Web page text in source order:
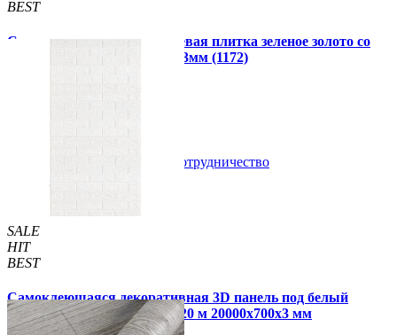
BEST
Самоклеющаяся алюминиевая плитка зеленое золото со
стразами мозаика 300х300х3мм (1172)
В закладки Сотрудничество
SALE
HIT
BEST
Самоклеющаяся декоративная 3D панель под белый
матовый кирпич в рулоне 20 м 20000x700x3 мм